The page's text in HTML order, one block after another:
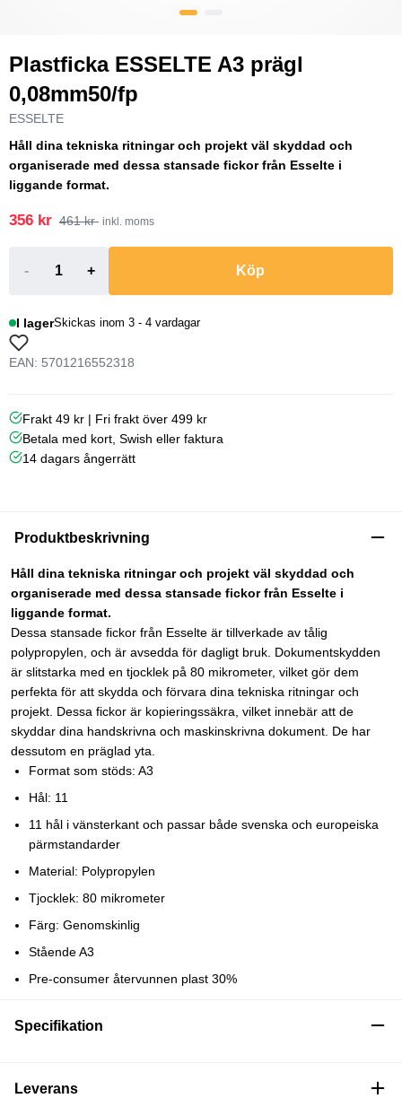
Plastficka ESSELTE A3 prägl
0,08mm50/fp
ESSELTE
Håll dina tekniska ritningar och projekt väl skyddad och
organiserade med dessa stansade fickor från Esselte i
liggande format.
356 kr 461 kr inkl. moms
- + Köp
I lagerSkickas inom 3 - 4 vardagar
EAN: 5701216552318
Frakt 49 kr | Fri frakt över 499 kr
Betala med kort, Swish eller faktura
14 dagars ångerrätt
Produktbeskrivning
Håll dina tekniska ritningar och projekt väl skyddad och
organiserade med dessa stansade fickor från Esselte i
liggande format.
Dessa stansade fickor från Esselte är tillverkade av tålig
polypropylen, och är avsedda för dagligt bruk. Dokumentskydden
är slitstarka med en tjocklek på 80 mikrometer, vilket gör dem
perfekta för att skydda och förvara dina tekniska ritningar och
projekt. Dessa fickor är kopieringssäkra, vilket innebär att de
skyddar dina handskrivna och maskinskrivna dokument. De har
dessutom en präglad yta.
Format som stöds: A3
Hål: 11
11 hål i vänsterkant och passar både svenska och europeiska
pärmstandarder
Material: Polypropylen
Tjocklek: 80 mikrometer
Färg: Genomskinlig
Stående A3
Pre-consumer återvunnen plast 30%
Specifikation
Leverans